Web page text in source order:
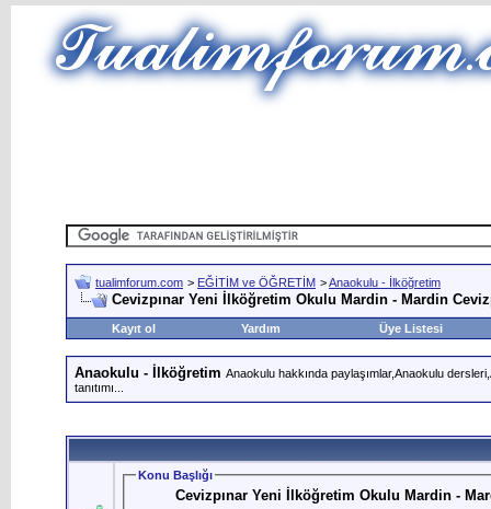
tualimforum.com > EĞİTİM ve ÖĞRETİM >Anaokulu - İlköğretim
Cevizpınar Yeni İlköğretim Okulu Mardin - Mardin
Kayıt ol Yardım Üye Listesi
Anaokulu - İlköğretim Anaokulu hakkında paylaşımlar,Anaokulu
tanıtımı...
Konu Başlığı
Cevizpınar Yeni İlköğretim Okulu Mardin -